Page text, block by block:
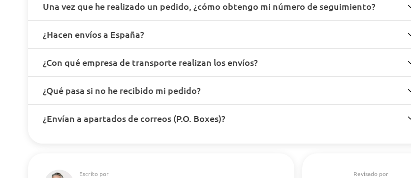
Una vez que he realizado un pedido, ¿cómo obtengo mi número de seguimiento?
¿Hacen envíos a España?
¿Con qué empresa de transporte realizan los envíos?
¿Qué pasa si no he recibido mi pedido?
¿Envían a apartados de correos (P.O. Boxes)?
Escrito por Revisado por